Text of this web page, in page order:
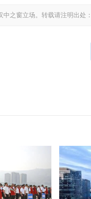
之窗立场。转载请注明出处：